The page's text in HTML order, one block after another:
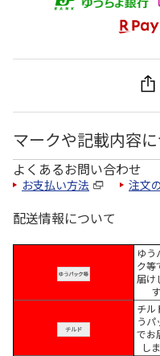
マークや記載内容
よくあるお問い合わせ
お支払い方法 注文
配送情報について
ゆう
ク等
届け
す
チル
うパ
でお
し